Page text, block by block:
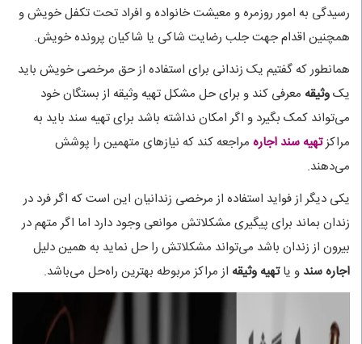
رسیدگی به امور روزمره و معیشت خانواده و افراد تحت تکفل خویش و
همچنین اقدام جهت جلب رضایت شاکی یا شاکیان پرونده خویش.
همانطور که گفتیم یک زندانی برای استفاده از حق مرخصی خویش باید
یکوثیقه معرفی کند و برای حل مشکل تهیه وثیقه از بستگان خود
می‌تواند کمک بگیرد و اگر امکان نداشته باشد برای تهیه سند باید به
مراکزتهیه سند اجاره مراجعه کند که نیازهای متهمین را پوشش
می‌دهند.
یکی دیگر از فواید استفاده از مرخصی زندانیان این است که اگر فرد در
زندان بماند برای پیگیری مشکلاتش موانعی وجود دارد اما اگر متهم در
بیرون از زندان باشد می‌تواند مشکلاتش را حل نماید به همین دلیل
اجاره سند و یاتهیه وثیقه از مراکز مربوطه بهترین راه‌حل می‌باشد.